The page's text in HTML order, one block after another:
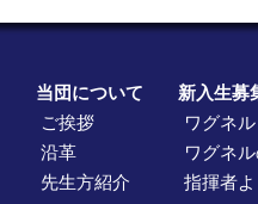
当団について
ご挨拶
沿革
先生方紹介
新入生募
ワグネ
ワグネ
指揮者